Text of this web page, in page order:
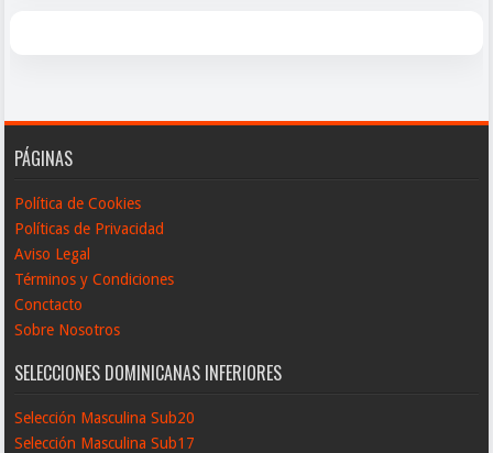
PÁGINAS
Política de Cookies
Políticas de Privacidad
Aviso Legal
Términos y Condiciones
Conctacto
Sobre Nosotros
SELECCIONES DOMINICANAS INFERIORES
Selección Masculina Sub20
Selección Masculina Sub17